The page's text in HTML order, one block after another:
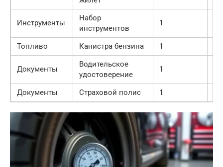
Инструменты
Набор
инструментов
1
Топливо Канистра бензина 1
Документы
Водительское
удостоверение
1
Документы Страховой полис 1